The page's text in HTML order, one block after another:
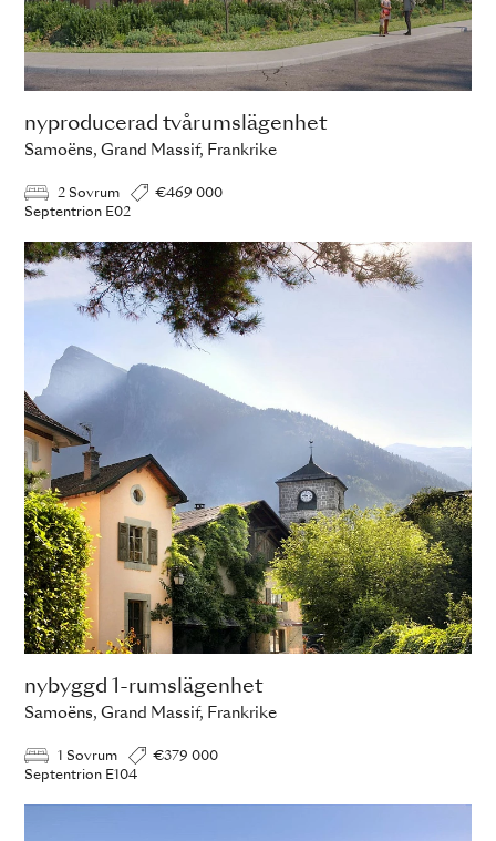
nyproducerad tvårumslägenhet
Samoëns, Grand Massif, Frankrike
2 Sovrum
€469 000
Septentrion E02
nybyggd 1-rumslägenhet
Samoëns, Grand Massif, Frankrike
1 Sovrum
€379 000
Septentrion E104